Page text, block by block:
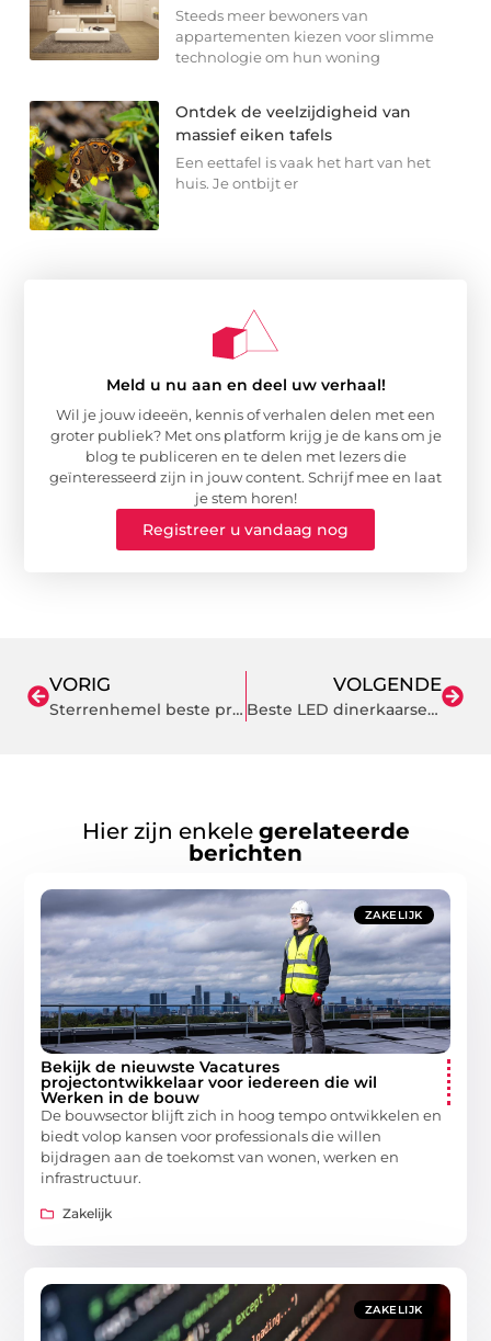
Steeds meer bewoners van
appartementen kiezen voor slimme
technologie om hun woning
Ontdek de veelzijdigheid van
massief eiken tafels
Een eettafel is vaak het hart van het
huis. Je ontbijt er
Meld u nu aan en deel uw verhaal!
Wil je jouw ideeën, kennis of verhalen delen met een
groter publiek? Met ons platform krijg je de kans om je
blog te publiceren en te delen met lezers die
geïnteresseerd zijn in jouw content. Schrijf mee en laat
je stem horen!
Registreer u vandaag nog
VORIG
Sterrenhemel beste prijs-kwaliteitverhouding
VOLGENDE
Beste LED dinerkaarsen dagelijks gebruik
Hier zijn enkele gerelateerde
berichten
ZAKELIJK
Bekijk de nieuwste Vacatures
projectontwikkelaar voor iedereen die wil
Werken in de bouw
De bouwsector blijft zich in hoog tempo ontwikkelen en
biedt volop kansen voor professionals die willen
bijdragen aan de toekomst van wonen, werken en
infrastructuur.
Zakelijk
ZAKELIJK